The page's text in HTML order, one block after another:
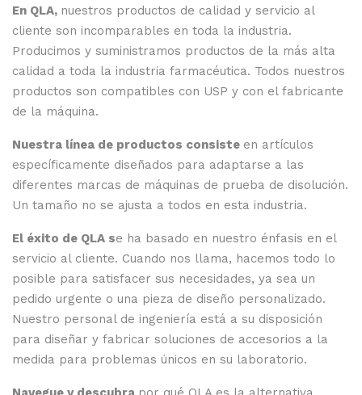
En QLA, nuestros productos de calidad y servicio al
cliente son incomparables en toda la industria.
Producimos y suministramos productos de la más alta
calidad a toda la industria farmacéutica. Todos nuestros
productos son compatibles con USP y con el fabricante
de la máquina.
Nuestra línea de productos consiste en artículos
específicamente diseñados para adaptarse a las
diferentes marcas de máquinas de prueba de disolución.
Un tamaño no se ajusta a todos en esta industria.
El éxito de QLA se ha basado en nuestro énfasis en el
servicio al cliente. Cuando nos llama, hacemos todo lo
posible para satisfacer sus necesidades, ya sea un
pedido urgente o una pieza de diseño personalizado.
Nuestro personal de ingeniería está a su disposición
para diseñar y fabricar soluciones de accesorios a la
medida para problemas únicos en su laboratorio.